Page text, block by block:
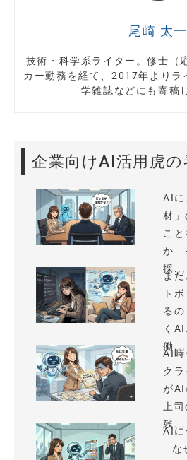
尾崎 太一
技術・科学系ライター。修士（
カー勤務を経て、2017年よりラ
学雑誌などにも寄稿
企業向けAI活用虎の
AIに
材」
こ
か
採...
ま
ト
る
く
働...
AI時
ク
がAI
上司
残...
AI
—な